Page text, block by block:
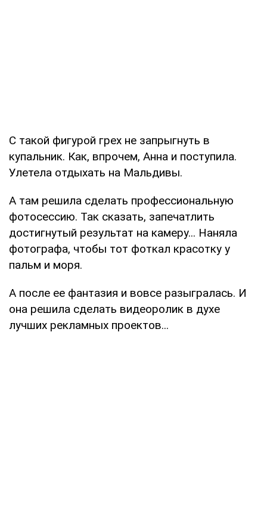
С такой фигурой грех не запрыгнуть в
купальник. Как, впрочем, Анна и поступила.
Улетела отдыхать на Мальдивы.
А там решила сделать профессиональную
фотосессию. Так сказать, запечатлить
достигнутый результат на камеру... Наняла
фотографа, чтобы тот фоткал красотку у
пальм и моря.
А после ее фантазия и вовсе разыгралась. И
она решила сделать видеоролик в духе
лучших рекламных проектов...